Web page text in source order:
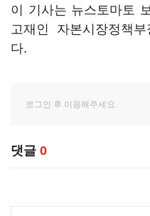
이 기사는 뉴스토마토
고재인 자본시장정책
다.
댓글 0